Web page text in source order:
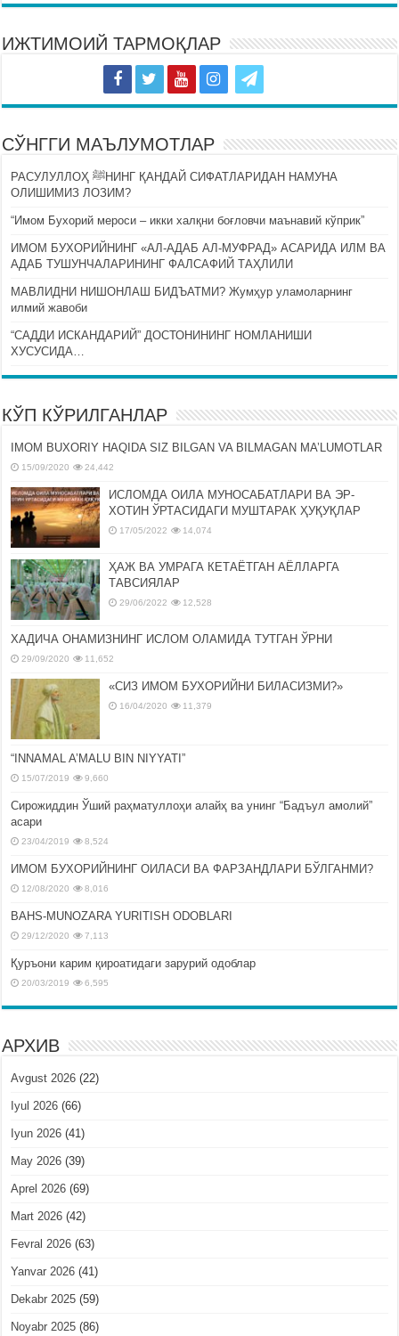
ИЖТИМОИЙ ТАРМОҚЛАР
СЎНГГИ МАЪЛУМОТЛАР
РАСУЛУЛЛОҲ ﷺНИНГ ҚАНДАЙ СИФАТЛАРИДАН НАМУНА
ОЛИШИМИЗ ЛОЗИМ?
“Имом Бухорий мероси – икки халқни боғловчи маънавий кўприк”
ИМОМ БУХОРИЙНИНГ «АЛ-АДАБ АЛ-МУФРАД» АСАРИДА ИЛМ ВА
АДАБ ТУШУНЧАЛАРИНИНГ ФАЛСАФИЙ ТАҲЛИЛИ
МАВЛИДНИ НИШОНЛАШ БИДЪАТМИ? Жумҳур уламоларнинг
илмий жавоби
“САДДИ ИСКАНДАРИЙ” ДОСТОНИНИНГ НОМЛАНИШИ
ХУСУСИДА…
КЎП КЎРИЛГАНЛАР
IMOM BUXORIY HAQIDA SIZ BILGAN VA BILMAGAN MA’LUMOTLAR
15/09/2020 24,442
ИСЛОМДА ОИЛА МУНОСАБАТЛАРИ ВА ЭР-
ХОТИН ЎРТАСИДАГИ МУШТАРАК ҲУҚУҚЛАР
17/05/2022 14,074
ҲАЖ ВА УМРАГА КЕТАЁТГАН АЁЛЛАРГА
ТАВСИЯЛАР
29/06/2022 12,528
ХАДИЧА ОНАМИЗНИНГ ИСЛОМ ОЛАМИДА ТУТГАН ЎРНИ
29/09/2020 11,652
«СИЗ ИМОМ БУХОРИЙНИ БИЛАСИЗМИ?»
16/04/2020 11,379
“INNAMAL A’MALU BIN NIYYATI”
15/07/2019 9,660
Сирожиддин Ўший раҳматуллоҳи алайҳ ва унинг “Бадъул амолий”
асари
23/04/2019 8,524
ИМОМ БУХОРИЙНИНГ ОИЛАСИ ВА ФАРЗАНДЛАРИ БЎЛГАНМИ?
12/08/2020 8,016
BAHS-MUNOZARA YURITISH ODOBLARI
29/12/2020 7,113
Қуръони карим қироатидаги зарурий одоблар
20/03/2019 6,595
АРХИВ
Avgust 2026 (22)
Iyul 2026 (66)
Iyun 2026 (41)
May 2026 (39)
Aprel 2026 (69)
Mart 2026 (42)
Fevral 2026 (63)
Yanvar 2026 (41)
Dekabr 2025 (59)
Noyabr 2025 (86)